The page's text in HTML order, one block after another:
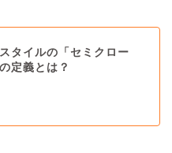
タイルの「セミクロー
定義とは？